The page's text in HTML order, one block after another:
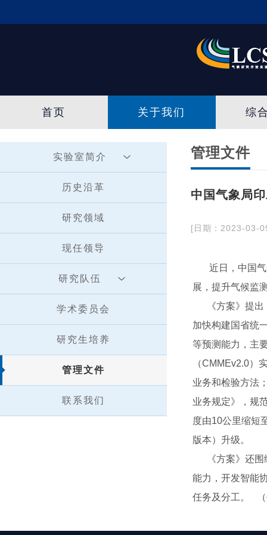
首页 关于我们 综
实验室简介
历史沿革
研究领域
现任领导
研究队伍
学术委员会
研究生培养
管理文件
联系我们
管理文件
中国气象局
[日期：2023-03-
近日，中国气
展，提升气候监
《方案》提出
加快构建国省统
等预测能力，主
（CMMEv2.0）
业务和检验方法
业务规定》，规
度由10公里缩短
版本）升级。
《方案》还围
能力，开发智能
任务及分工。